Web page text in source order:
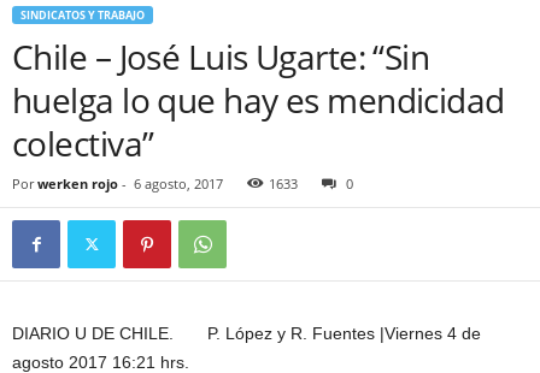
SINDICATOS Y TRABAJO
Chile – José Luis Ugarte: “Sin
huelga lo que hay es mendicidad
colectiva”
Por werken rojo - 6 agosto, 2017 1633 0
DIARIO U DE CHILE. P. López y R. Fuentes |Viernes 4 de
agosto 2017 16:21 hrs.